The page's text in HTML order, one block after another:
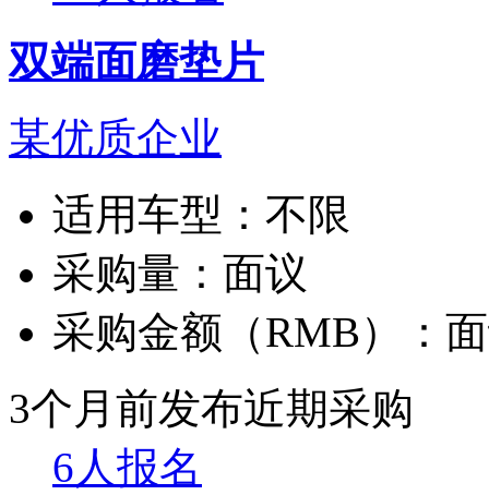
双端面磨垫片
某优质企业
适用车型： 不限
采购量： 面议
采购金额（RMB）：
3个月前发布近期采购
6人报名